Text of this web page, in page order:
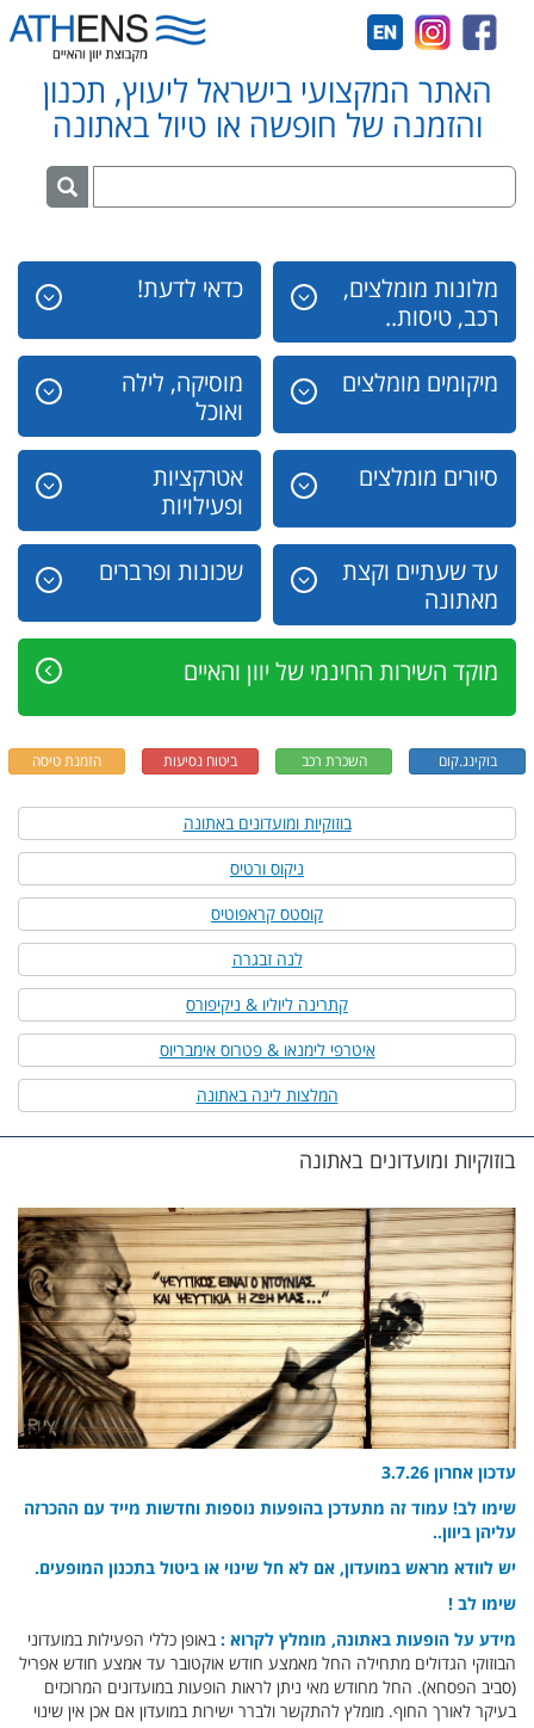
האתר המקצועי בישראל ליעוץ, תכנון
והזמנה של חופשה או טיול באתונה
מלונות מומלצים,
רכב, טיסות..
כדאי לדעת!
מיקומים מומלצים
מוסיקה, לילה
ואוכל
סיורים מומלצים
אטרקציות
ופעילויות
עד שעתיים וקצת
מאתונה
שכונות ופרברים
מוקד השירות החינמי של יוון והאיים
בוקינג.קום השכרת רכב ביטוח נסיעות הזמנת טיסה
בוזוקיות ומועדונים באתונה
ניקוס ורטיס
קוסטס קראפוטיס
לנה זבגרה
קתרינה ליוליו & ניקיפורס
איטרפי לימנאו & פטרוס אימבריוס
המלצות לינה באתונה
בוזוקיות ומועדונים באתונה
עדכון אחרון 3.7.26
שימו לב! עמוד זה מתעדכן בהופעות נוספות וחדשות מייד עם ההכרזה
עליהן ביוון..
יש לוודא מראש במועדון, אם לא חל שינוי או ביטול בתכנון המופעים.
שימו לב !
מידע על הופעות באתונה, מומלץ לקרוא :באופן כללי הפעילות במועדוני
הבוזוקי הגדולים מתחילה החל מאמצע חודש אוקטובר עד אמצע חודש אפריל
(סביב הפסחא). החל מחודש מאי ניתן לראות הופעות במועדונים המרוכזים
בעיקר לאורך החוף. מומלץ להתקשר ולברר ישירות במועדון אם אכן אין שינוי